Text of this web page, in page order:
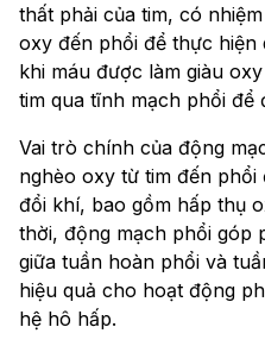
thất phải của tim, có
oxy đến phổi để thực
khi máu được làm giàu
tim qua tĩnh mạch phổi để
Vai trò chính của động
nghèo oxy từ tim đến
đổi khí, bao gồm hấp thụ
thời, động mạch phổi góp
giữa tuần hoàn phổi và
hiệu quả cho hoạt động
hệ hô hấp.